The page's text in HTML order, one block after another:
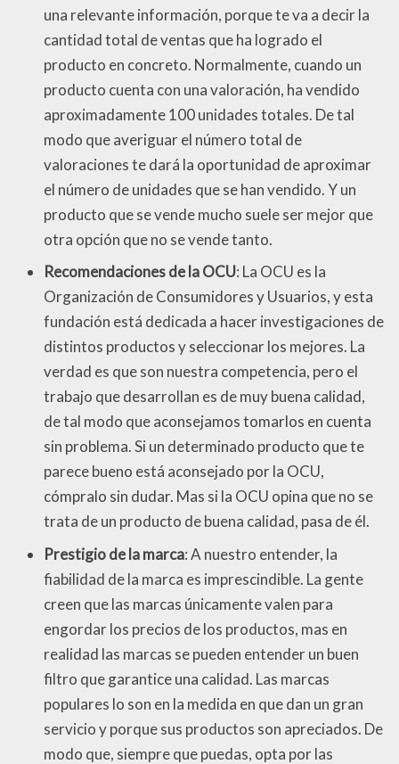
una relevante información, porque te va a decir la
cantidad total de ventas que ha logrado el
producto en concreto. Normalmente, cuando un
producto cuenta con una valoración, ha vendido
aproximadamente 100 unidades totales. De tal
modo que averiguar el número total de
valoraciones te dará la oportunidad de aproximar
el número de unidades que se han vendido. Y un
producto que se vende mucho suele ser mejor que
otra opción que no se vende tanto.
Recomendaciones de la OCU: La OCU es la
Organización de Consumidores y Usuarios, y esta
fundación está dedicada a hacer investigaciones de
distintos productos y seleccionar los mejores. La
verdad es que son nuestra competencia, pero el
trabajo que desarrollan es de muy buena calidad,
de tal modo que aconsejamos tomarlos en cuenta
sin problema. Si un determinado producto que te
parece bueno está aconsejado por la OCU,
cómpralo sin dudar. Mas si la OCU opina que no se
trata de un producto de buena calidad, pasa de él.
Prestigio de la marca: A nuestro entender, la
fiabilidad de la marca es imprescindible. La gente
creen que las marcas únicamente valen para
engordar los precios de los productos, mas en
realidad las marcas se pueden entender un buen
filtro que garantice una calidad. Las marcas
populares lo son en la medida en que dan un gran
servicio y porque sus productos son apreciados. De
modo que, siempre que puedas, opta por las